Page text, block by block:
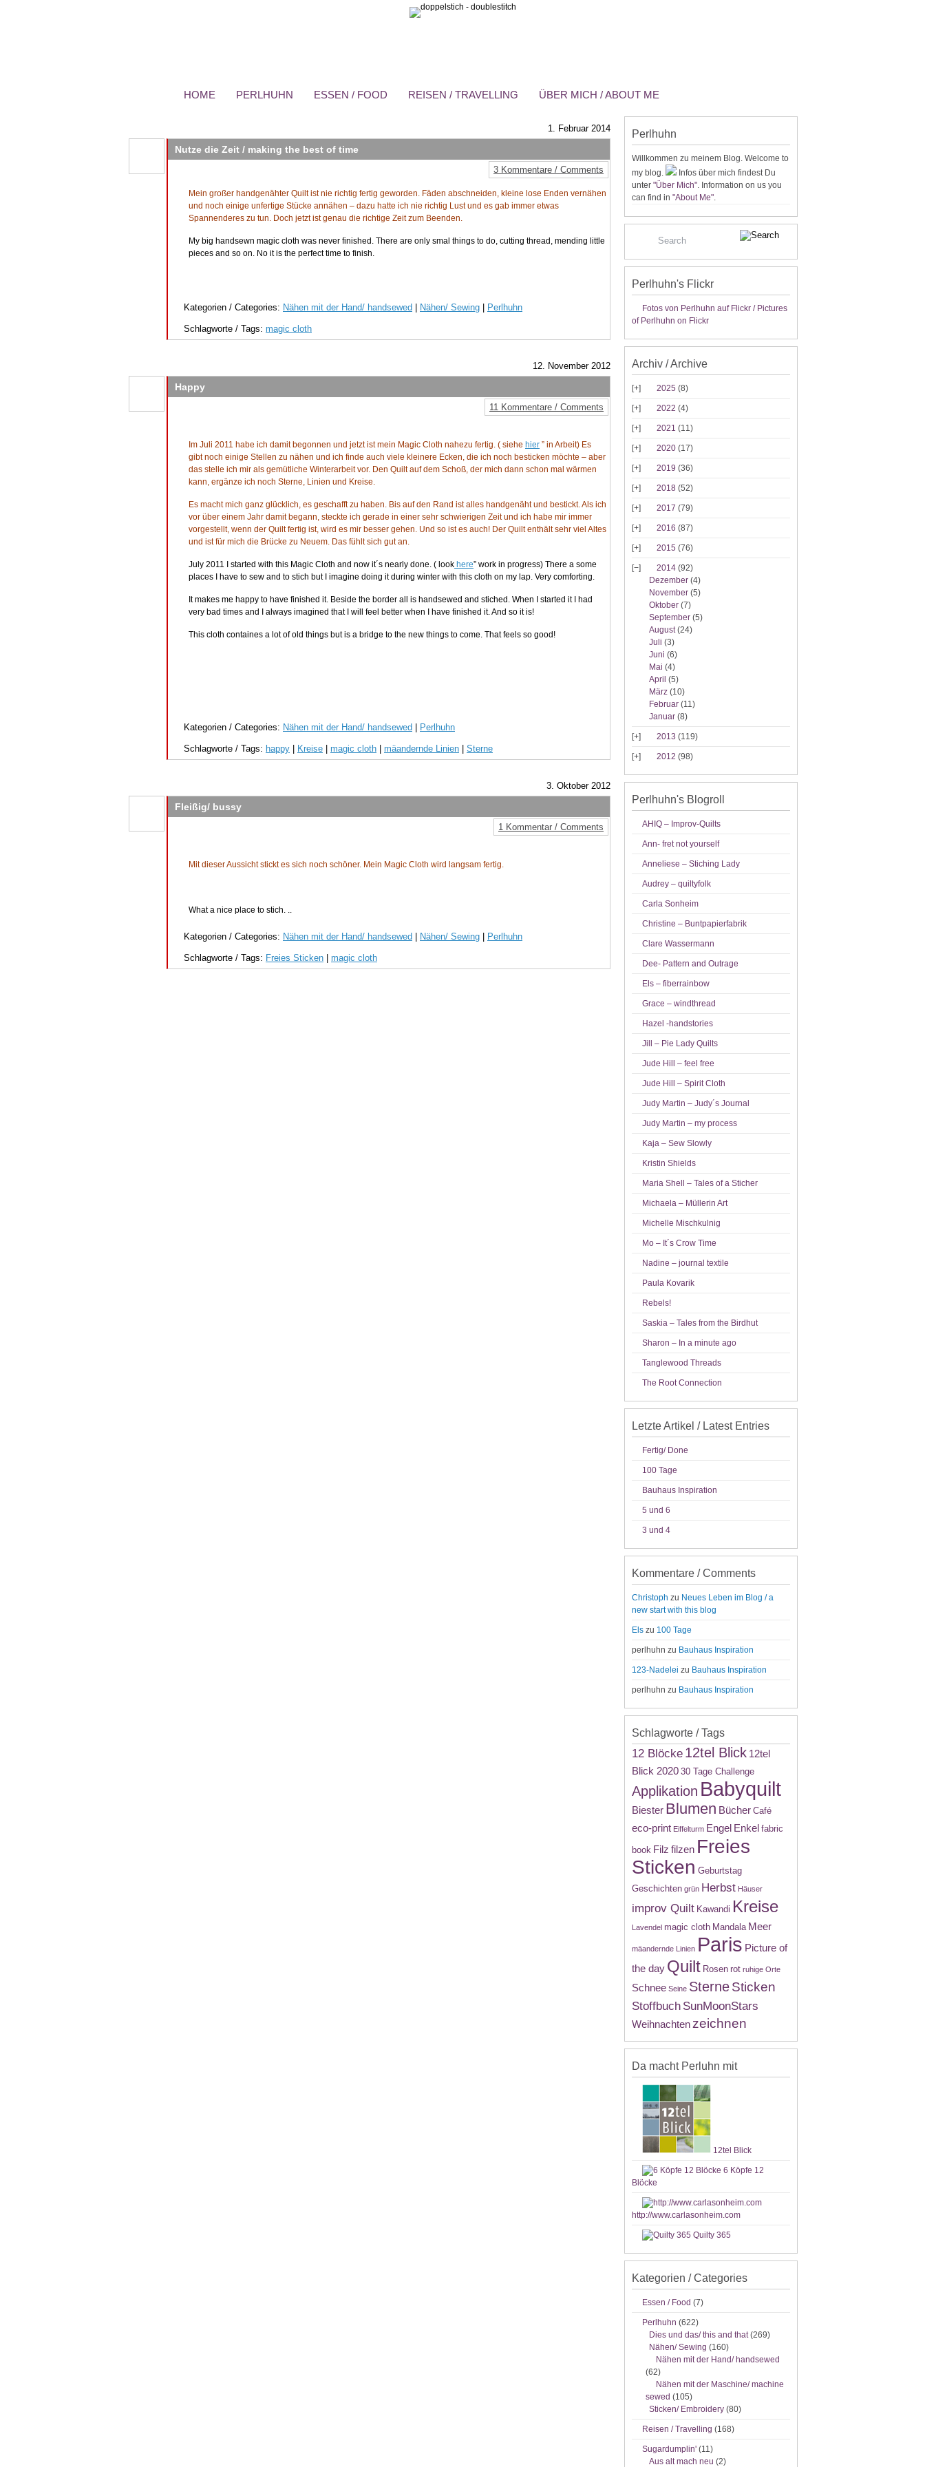
HOME PERLHUHN ESSEN / FOOD REISEN / TRAVELLING ÜBER MICH / ABOUT ME
Perlhuhn
Willkommen zu meinem Blog. Welcome to
my blog.
Infos über mich findest Du
unter "Über Mich". Information on us you
can find in "About Me".
Perlhuhn's Flickr
Fotos von Perlhuhn auf Flickr / Pictures
of Perlhuhn on Flickr
Archiv / Archive
2025 (8)
2022 (4)
2021 (11)
2020 (17)
2019 (36)
2018 (52)
2017 (79)
2016 (87)
2015 (76)
2014 (92)
Dezember (4)
November (5)
Oktober (7)
September (5)
August(24)
Juli (3)
Juni (6)
Mai (4)
April (5)
März (10)
Februar (11)
Januar (8)
2013 (119)
2012 (98)
Perlhuhn's Blogroll
AHIQ – Improv-Quilts
Ann- fret not yourself
Anneliese – Stiching Lady
Audrey – quiltyfolk
Carla Sonheim
Christine – Buntpapierfabrik
Clare Wassermann
Dee- Pattern and Outrage
Els – fiberrainbow
Grace – windthread
Hazel -handstories
Jill – Pie Lady Quilts
Jude Hill – feel free
Jude Hill – Spirit Cloth
Judy Martin – Judy´s Journal
Judy Martin – my process
Kaja – Sew Slowly
Kristin Shields
Maria Shell – Tales of a Sticher
Michaela – Müllerin Art
Michelle Mischkulnig
Mo – It´s Crow Time
Nadine – journal textile
Paula Kovarik
Rebels!
Saskia – Tales from the Birdhut
Sharon – In a minute ago
Tanglewood Threads
The Root Connection
Letzte Artikel / Latest Entries
Fertig/ Done
100 Tage
Bauhaus Inspiration
5 und 6
3 und 4
Kommentare / Comments
Christoph zu Neues Leben im Blog / a
new start with this blog
Els zu 100 Tage
perlhuhn zu Bauhaus Inspiration
123-Nadelei zu Bauhaus Inspiration
perlhuhn zu Bauhaus Inspiration
Schlagworte / Tags
12 Blöcke 12tel Blick 12tel
Blick 2020 30 Tage Challenge
Applikation Babyquilt
Biester Blumen Bücher Café
eco-print Eiffelturm Engel Enkel fabric
book Filz filzen Freies
Sticken Geburtstag
Geschichten grün Herbst Häuser
improv Quilt Kawandi Kreise
Lavendel magic cloth Mandala Meer
mäandernde Linien Paris Picture of
the day Quilt Rosen rot ruhige Orte
Schnee Seine SterneSticken
Stoffbuch SunMoonStars
Weihnachten zeichnen
Da macht Perluhn mit
12tel Blick
6 Köpfe 12
Blöcke
http://www.carlasonheim.com
Quilty 365
Kategorien / Categories
Essen / Food (7)
Perlhuhn (622)
Dies und das/ this and that(269)
Nähen/ Sewing (160)
Nähen mit der Hand/ handsewed
(62)
Nähen mit der Maschine/ machine
sewed (105)
Sticken/ Embroidery (80)
Reisen / Travelling (168)
Sugardumplin' (11)
Aus alt mach neu (2)
1. Februar 2014
Nutze die Zeit / making the best of time
3 Kommentare / Comments
Mein großer handgenähter Quilt ist nie richtig fertig geworden. Fäden abschneiden, kleine lose Enden vernähen
und noch einige unfertige Stücke annähen – dazu hatte ich nie richtig Lust und es gab immer etwas
Spannenderes zu tun. Doch jetzt ist genau die richtige Zeit zum Beenden.
My big handsewn magic cloth was never finished. There are only smal things to do, cutting thread, mending little
pieces and so on. No it is the perfect time to finish.
Kategorien / Categories: Nähen mit der Hand/ handsewed Nähen/ Sewing Perlhuhn
Schlagworte / Tags: magic cloth
12. November 2012
Happy
11 Kommentare / Comments
Im Juli 2011 habe ich damit begonnen und jetzt ist mein Magic Cloth nahezu fertig. ( siehe hier ” in Arbeit) Es
gibt noch einige Stellen zu nähen und ich finde auch viele kleinere Ecken, die ich noch besticken möchte – aber
das stelle ich mir als gemütliche Winterarbeit vor. Den Quilt auf dem Schoß, der mich dann schon mal wärmen
kann, ergänze ich noch Sterne, Linien und Kreise.
Es macht mich ganz glücklich, es geschafft zu haben. Bis auf den Rand ist alles handgenäht und bestickt. Als ich
vor über einem Jahr damit begann, steckte ich gerade in einer sehr schwierigen Zeit und ich habe mir immer
vorgestellt, wenn der Quilt fertig ist, wird es mir besser gehen. Und so ist es auch! Der Quilt enthält sehr viel Altes
und ist für mich die Brücke zu Neuem. Das fühlt sich gut an.
July 2011 I started with this Magic Cloth and now it´s nearly done. ( look here” work in progress) There a some
places I have to sew and to stich but I imagine doing it during winter with this cloth on my lap. Very comforting.
It makes me happy to have finished it. Beside the border all is handsewed and stiched. When I started it I had
very bad times and I always imagined that I will feel better when I have finished it. And so it is!
This cloth containes a lot of old things but is a bridge to the new things to come. That feels so good!
Kategorien / Categories: Nähen mit der Hand/ handsewed Perlhuhn
Schlagworte / Tags: happy Kreise magic cloth mäandernde Linien Sterne
3. Oktober 2012
Fleißig/ bussy
1 Kommentar / Comments
Mit dieser Aussicht stickt es sich noch schöner. Mein Magic Cloth wird langsam fertig.
What a nice place to stich. ..
Kategorien / Categories: Nähen mit der Hand/ handsewed Nähen/ Sewing Perlhuhn
Schlagworte / Tags: Freies Sticken magic cloth